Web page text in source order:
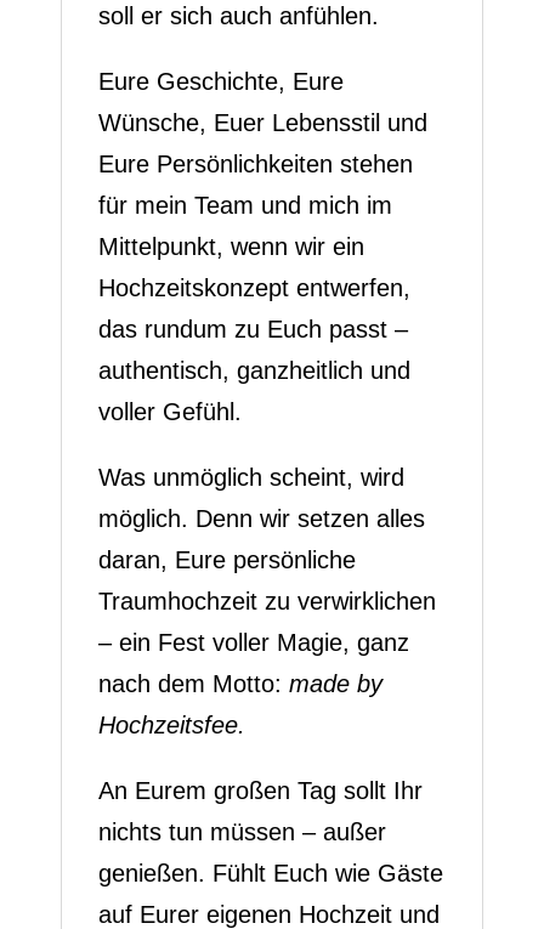
soll er sich auch anfühlen.
Eure Geschichte, Eure
Wünsche, Euer Lebensstil und
Eure Persönlichkeiten stehen
für mein Team und mich im
Mittelpunkt, wenn wir ein
Hochzeitskonzept entwerfen,
das rundum zu Euch passt –
authentisch, ganzheitlich und
voller Gefühl.
Was unmöglich scheint, wird
möglich. Denn wir setzen alles
daran, Eure persönliche
Traumhochzeit zu verwirklichen
– ein Fest voller Magie, ganz
nach dem Motto: made by
Hochzeitsfee.
An Eurem großen Tag sollt Ihr
nichts tun müssen – außer
genießen. Fühlt Euch wie Gäste
auf Eurer eigenen Hochzeit und